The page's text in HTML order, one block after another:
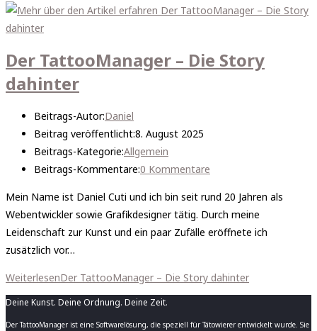
Der TattooManager – Die Story
dahinter
Beitrags-Autor:Daniel
Beitrag veröffentlicht:8. August 2025
Beitrags-Kategorie:Allgemein
Beitrags-Kommentare:0 Kommentare
Mein Name ist Daniel Cuti und ich bin seit rund 20 Jahren als
Webentwickler sowie Grafikdesigner tätig. Durch meine
Leidenschaft zur Kunst und ein paar Zufälle eröffnete ich
zusätzlich vor…
WeiterlesenDer TattooManager – Die Story dahinter
Deine Kunst. Deine Ordnung. Deine Zeit.
Der TattooManager ist eine Softwarelösung, die speziell für Tätowierer entwickelt wurde. Sie